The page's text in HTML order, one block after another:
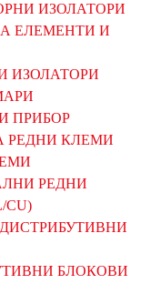
ИЗОЛАТОРИ
ЕЛЕМЕНТИ И
ИЗОЛАТОРИ
ПРИБОР
РЕДНИ КЛЕМИ
РЕДНИ
БЛОКОВИ